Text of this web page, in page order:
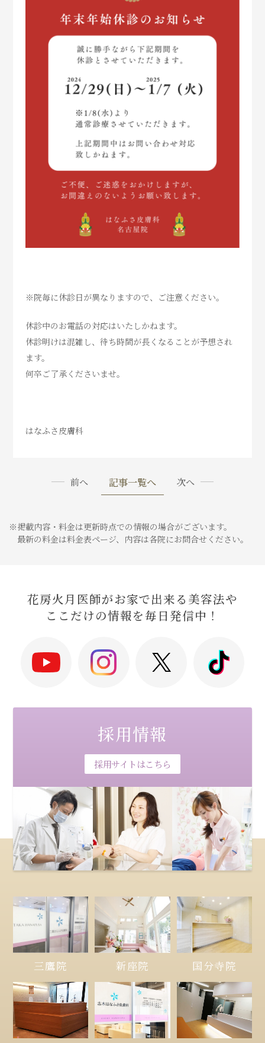
※院毎に休診日が異なりますので、ご注意ください。
休診中のお電話の対応はいたしかねます。
休診明けは混雑し、待ち時間が長くなることが予想され
ます。
何卒ご了承くださいませ。
はなふさ皮膚科
前へ 記事一覧へ 次へ
※掲載内容・料金は更新時点での情報の場合がございます。
最新の料金は料金表ページ、内容は各院にお問合せください。
花房火月医師がお家で出来る美容法や
ここだけの情報を毎日発信中！
採用情報
採用サイトはこちら
三鷹院 新座院 国分寺院